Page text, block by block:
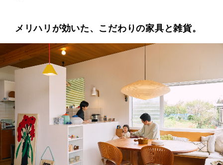
メリハリが効いた、こだわりの家具と雑貨。